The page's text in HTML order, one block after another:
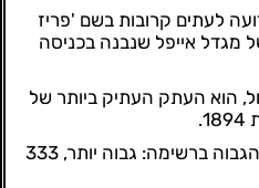
ידועה לעתים קרובות בשם 'פריז
אייפל שנבנה בכניסה
הוא העתק העתיק ביותר של
טוקיו העתק מגדל אייפל הוא הגבוה ברשימה: גבוה יותר, 333